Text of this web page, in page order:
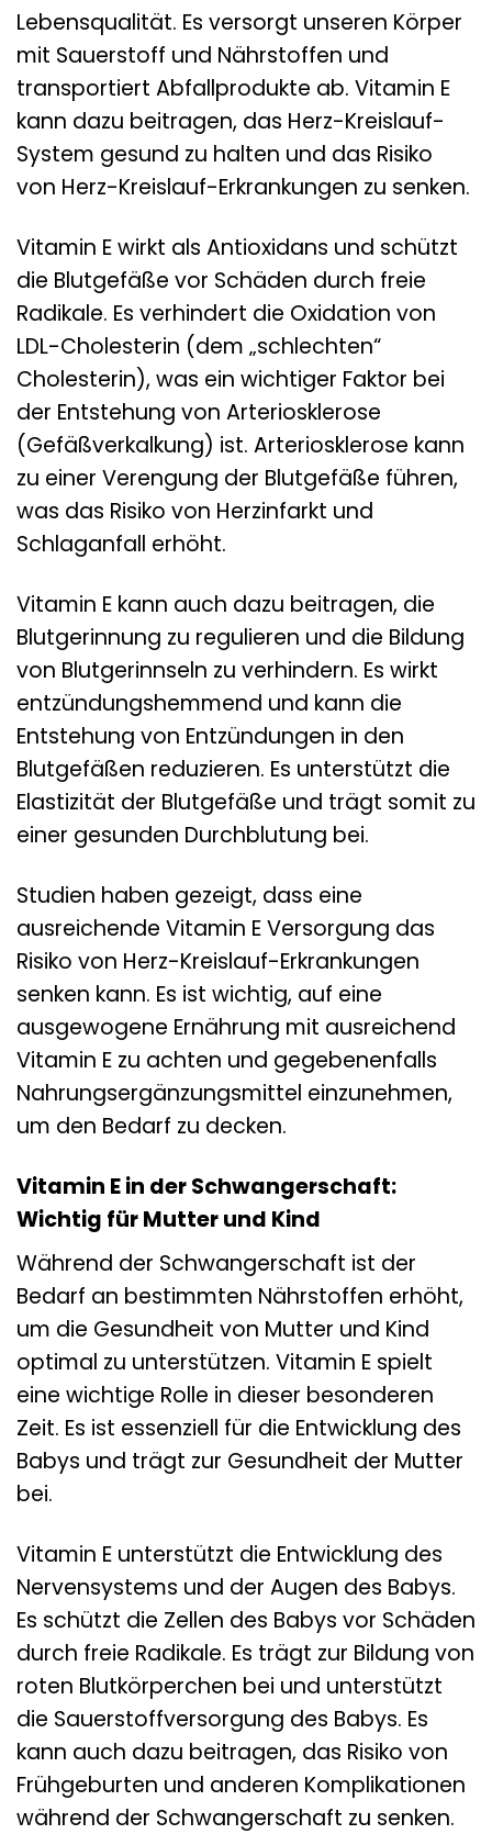
Lebensqualität. Es versorgt unseren Körper
mit Sauerstoff und Nährstoffen und
transportiert Abfallprodukte ab. Vitamin E
kann dazu beitragen, das Herz-Kreislauf-
System gesund zu halten und das Risiko
von Herz-Kreislauf-Erkrankungen zu senken.
Vitamin E wirkt als Antioxidans und schützt
die Blutgefäße vor Schäden durch freie
Radikale. Es verhindert die Oxidation von
LDL-Cholesterin (dem „schlechten“
Cholesterin), was ein wichtiger Faktor bei
der Entstehung von Arteriosklerose
(Gefäßverkalkung) ist. Arteriosklerose kann
zu einer Verengung der Blutgefäße führen,
was das Risiko von Herzinfarkt und
Schlaganfall erhöht.
Vitamin E kann auch dazu beitragen, die
Blutgerinnung zu regulieren und die Bildung
von Blutgerinnseln zu verhindern. Es wirkt
entzündungshemmend und kann die
Entstehung von Entzündungen in den
Blutgefäßen reduzieren. Es unterstützt die
Elastizität der Blutgefäße und trägt somit zu
einer gesunden Durchblutung bei.
Studien haben gezeigt, dass eine
ausreichende Vitamin E Versorgung das
Risiko von Herz-Kreislauf-Erkrankungen
senken kann. Es ist wichtig, auf eine
ausgewogene Ernährung mit ausreichend
Vitamin E zu achten und gegebenenfalls
Nahrungsergänzungsmittel einzunehmen,
um den Bedarf zu decken.
Vitamin E in der Schwangerschaft:
Wichtig für Mutter und Kind
Während der Schwangerschaft ist der
Bedarf an bestimmten Nährstoffen erhöht,
um die Gesundheit von Mutter und Kind
optimal zu unterstützen. Vitamin E spielt
eine wichtige Rolle in dieser besonderen
Zeit. Es ist essenziell für die Entwicklung des
Babys und trägt zur Gesundheit der Mutter
bei.
Vitamin E unterstützt die Entwicklung des
Nervensystems und der Augen des Babys.
Es schützt die Zellen des Babys vor Schäden
durch freie Radikale. Es trägt zur Bildung von
roten Blutkörperchen bei und unterstützt
die Sauerstoffversorgung des Babys. Es
kann auch dazu beitragen, das Risiko von
Frühgeburten und anderen Komplikationen
während der Schwangerschaft zu senken.